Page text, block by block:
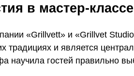
в мастер-
«Grillvett» и «Grillvet
традициях и является
научила гостей правильно